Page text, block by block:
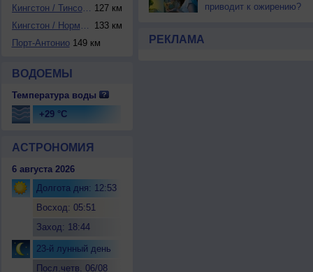
Кингстон / Тинсон... 127 км
Кингстон / Норман...
133 км
Порт-Антонио149 км
ВОДОЕМЫ
Температура воды
+29 °C
АСТРОНОМИЯ
6 августа 2026
Долгота дня: 12:53
Восход: 05:51
Заход: 18:44
23-й лунный день
Посл.четв. 06/08
приводит к ожирению?
РЕКЛАМА